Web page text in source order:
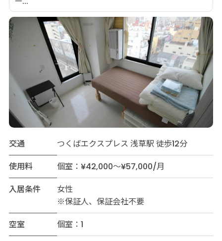
交通
つくばエクスプレス 浅草駅 徒歩12分
使用料
個室：¥42,000～¥57,000/月
入居条件
女性
※保証人、保証会社不要
空室
個室：1